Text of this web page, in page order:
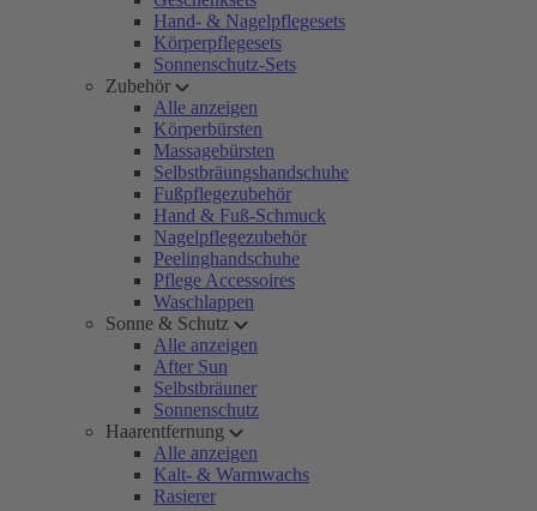
Hand- & Nagelpflegesets
Körperpflegesets
Sonnenschutz-Sets
Zubehör
Alle anzeigen
Körperbürsten
Massagebürsten
Selbstbräungshandschuhe
Fußpflegezubehör
Hand & Fuß-Schmuck
Nagelpflegezubehör
Peelinghandschuhe
Pflege Accessoires
Waschlappen
Sonne & Schutz
Alle anzeigen
After Sun
Selbstbräuner
Sonnenschutz
Haarentfernung
Alle anzeigen
Kalt- & Warmwachs
Rasierer